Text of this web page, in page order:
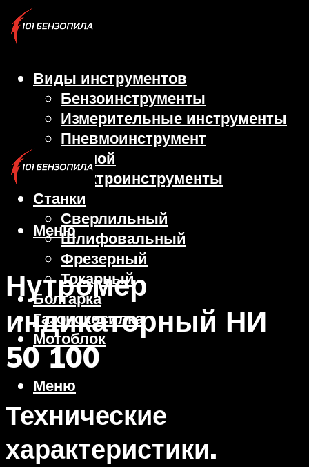
Виды инструментов
Бензоинструменты
Измерительные инструменты
Пневмоинструмент
Ручной
Электроинструменты
Станки
Сверлильный
Шлифовальный
Фрезерный
Токарный
Болгарка
Газонокосилка
Мотоблок
Меню
Меню
Нутромер
индикаторный НИ
50 100
Технические
характеристики.